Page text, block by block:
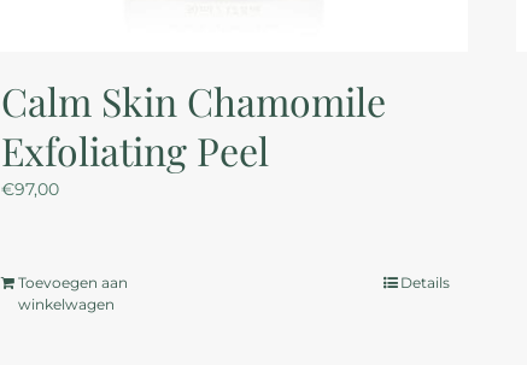
Calm Skin Chamomile
Exfoliating Peel
€97,00
Toevoegen aan
winkelwagen
Details